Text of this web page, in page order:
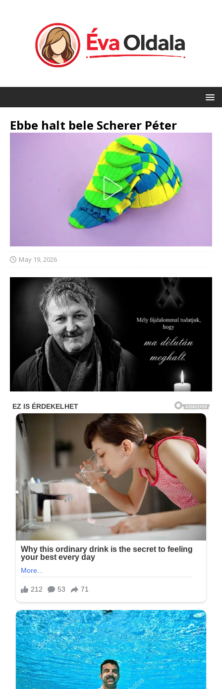
Ebbe halt bele Scherer Péter
May 19, 2026